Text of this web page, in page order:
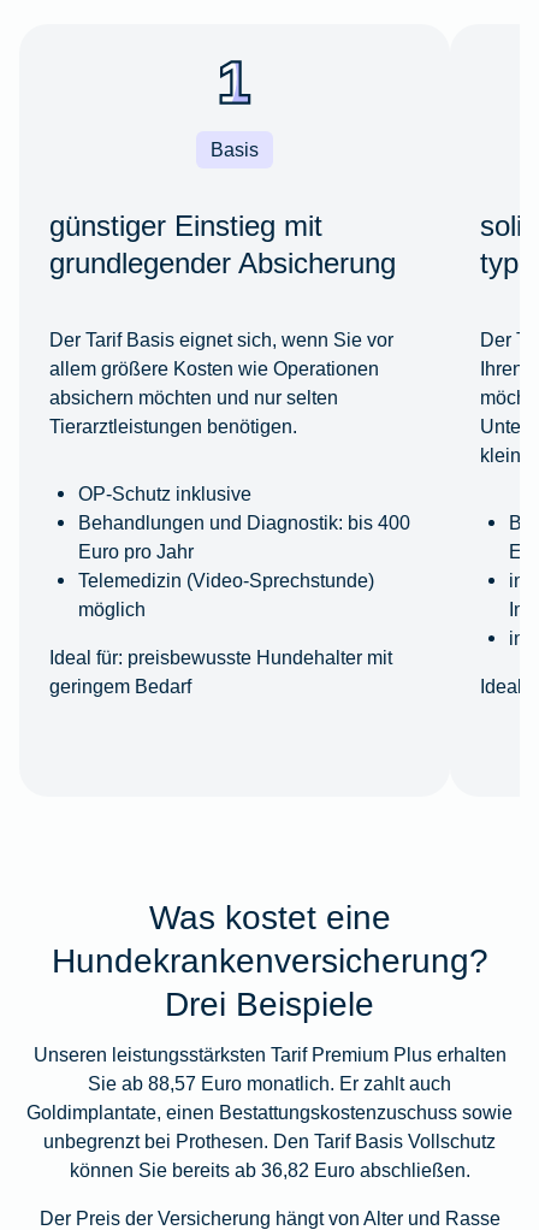
Basis
günstiger Einstieg mit
grundlegender Absicherung
Der Tarif Basis eignet sich, wenn Sie vor
allem größere Kosten wie Operationen
absichern möchten und nur selten
Tierarztleistungen benötigen.
OP-Schutz inklusive
Behandlungen und Diagnostik: bis 400
Euro pro Jahr
Telemedizin (Video-Sprechstunde)
möglich
Ideal für: preisbewusste Hundehalter mit
geringem Bedarf
Der
Ihren
Ideal
Was kostet eine
Hundekrankenversicherung?
Drei Beispiele
Unseren leistungsstärksten Tarif Premium Plus erhalten
Sie ab 88,57 Euro monatlich. Er zahlt auch
Goldimplantate, einen Bestattungskostenzuschuss sowie
unbegrenzt bei Prothesen. Den Tarif Basis Vollschutz
können Sie bereits ab 36,82 Euro abschließen.
Der Preis der Versicherung hängt von Alter und Rasse